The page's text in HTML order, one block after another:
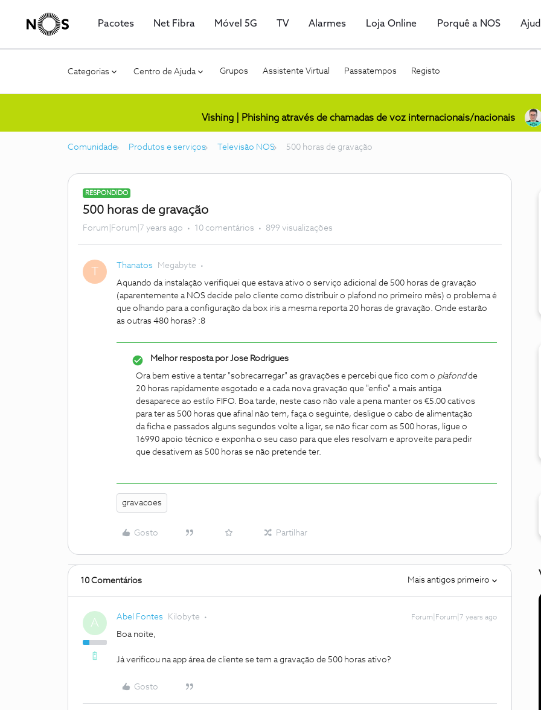
Pacotes Net Fibra Móvel 5G TV Alarmes Loja Online Porquê a NOS
Categorias Centro de Ajuda Grupos Assistente Virtual Passatempos Registo
Vishing | Phishing através de chamadas de voz internacionais/nacionais
Comunidade Produtos e serviços Televisão NOS 500 horas de gravação
RESPONDIDO
500 horas de gravação
Forum|Forum|7 years ago 10 comentários 899 visualizações
Thanatos Megabyte
Aquando da instalação verifiquei que estava ativo o serviço adicional de 500 horas de gravação
(aparentemente a NOS decide pelo cliente como distribuir o plafond no primeiro mês) o problema é
que olhando para a configuração da box iris a mesma reporta 20 horas de gravação. Onde estarão
as outras 480 horas? :8
Melhor resposta porJose Rodrigues
Ora bem estive a tentar "sobrecarregar" as gravações e percebi que fico com o plafondde
20 horas rapidamente esgotado e a cada nova gravação que "enfio" a mais antiga
desaparece ao estilo FIFO. Boa tarde, neste caso não vale a pena manter os €5.00 cativos
para ter as 500 horas que afinal não tem, faça o seguinte, desligue o cabo de alimentação
da ficha e passados alguns segundos volte a ligar, se não ficar com as 500 horas, ligue o
16990 apoio técnico e exponha o seu caso para que eles resolvam e aproveite para pedir
que desativem as 500 horas se não pretende ter.
gravacoes
Gosto Partilhar
10 Comentários Mais antigos primeiro
A Abel Fontes Kilobyte Forum|Forum|7 years ago
Boa noite,
Já verificou na app área de cliente se tem a gravação de 500 horas ativo?
Gosto